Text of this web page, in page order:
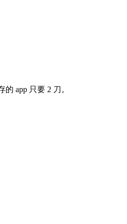
app 只要 2 刀。